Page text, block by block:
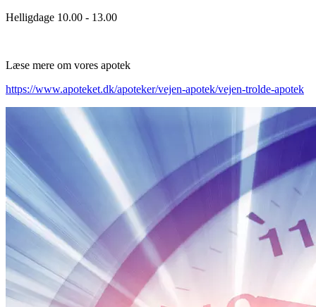
Helligdage 10.00 - 13.00
Læse mere om vores apotek
https://www.apoteket.dk/apoteker/vejen-apotek/vejen-trolde-apotek